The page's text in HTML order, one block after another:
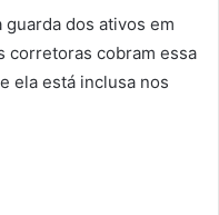
dos ativos em
corretoras cobram essa
ela está inclusa nos